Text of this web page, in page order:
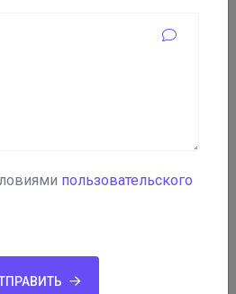
пользовательского